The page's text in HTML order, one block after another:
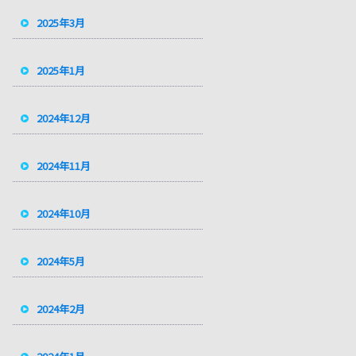
2025年3月
2025年1月
2024年12月
2024年11月
2024年10月
2024年5月
2024年2月